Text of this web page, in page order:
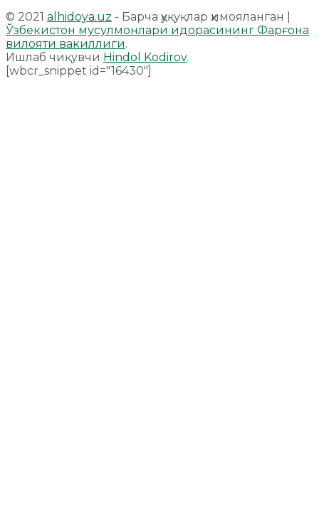
© 2021 alhidoya.uz - Барча ҳуқуқлар ҳимояланган |
Ўзбекистон мусулмонлари идорасининг Фарғона
вилояти вакиллиги.
Ишлаб чиқувчи Hindol Kodirov.
[wbcr_snippet id="16430"]